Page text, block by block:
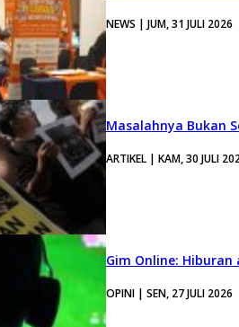
NEWS | JUM, 31 JULI 2026
Masalahnya Bukan
ARTIKEL | KAM, 30 JULI
Gim Online:
OPINI | SEN, 27 JULI 2026